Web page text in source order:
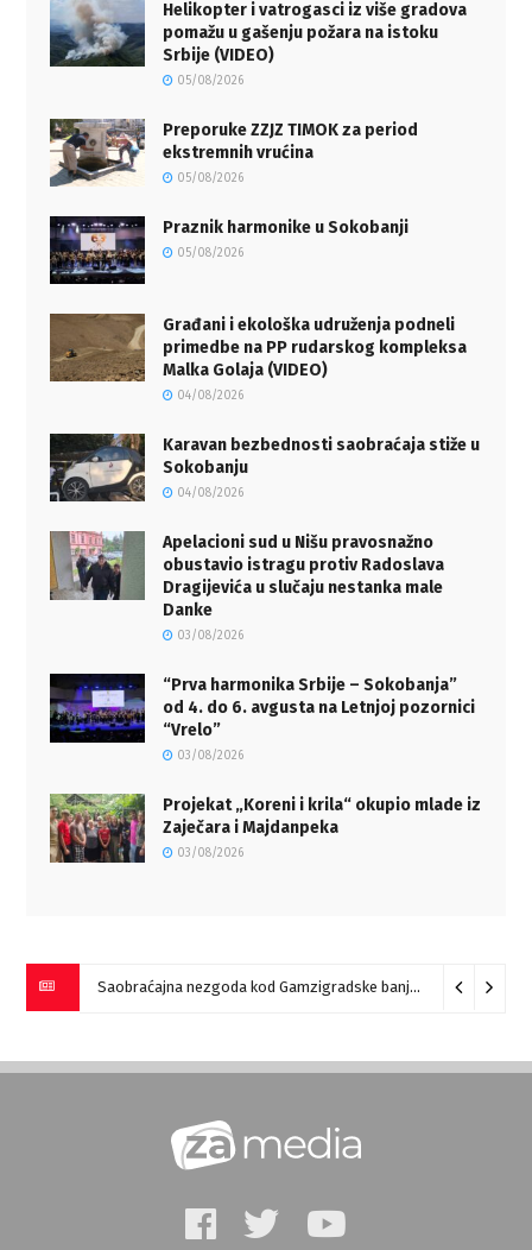
Helikopter i vatrogasci iz više gradova
pomažu u gašenju požara na istoku
Srbije (VIDEO)
05/08/2026
Preporuke ZZJZ TIMOK za period
ekstremnih vrućina
05/08/2026
Praznik harmonike u Sokobanji
05/08/2026
Građani i ekološka udruženja podneli
primedbe na PP rudarskog kompleksa
Malka Golaja (VIDEO)
04/08/2026
Karavan bezbednosti saobraćaja stiže u
Sokobanju
04/08/2026
Apelacioni sud u Nišu pravosnažno
obustavio istragu protiv Radoslava
Dragijevića u slučaju nestanka male
Danke
03/08/2026
“Prva harmonika Srbije – Sokobanja”
od 4. do 6. avgusta na Letnjoj pozornici
“Vrelo”
03/08/2026
Projekat „Koreni i krila“ okupio mlade iz
Zaječara i Majdanpeka
03/08/2026
Saobraćajna nezgoda kod Gamzigradske banje 05/08/2026